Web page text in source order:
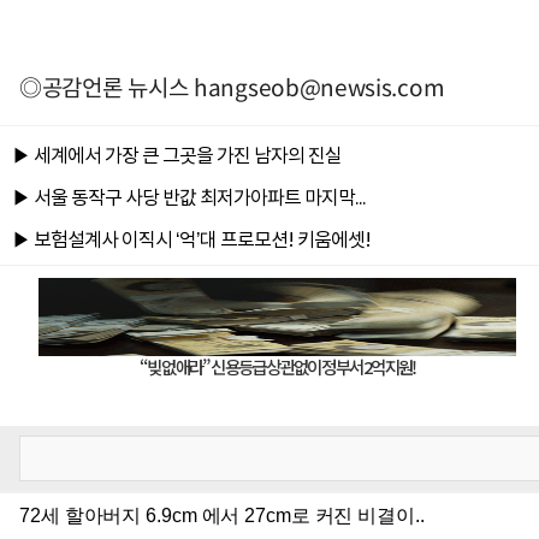
◎공감언론 뉴시스hangseob@newsis.com